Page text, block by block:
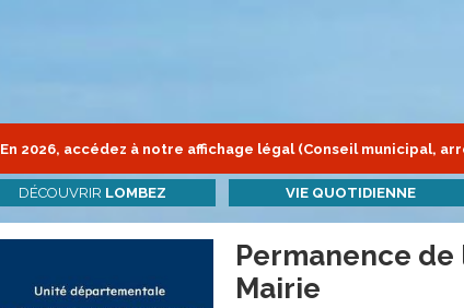
En 2026, accédez à notre affichage légal (Conseil municipal,
DÉCOUVRIR LOMBEZ VIE QUOTIDIENNE
Permanence de
Mairie